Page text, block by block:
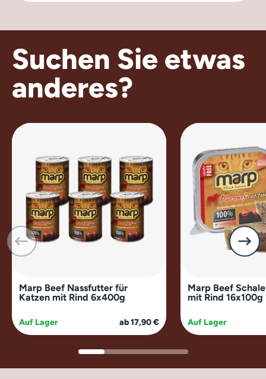
Suchen Sie etwas
anderes?
Marp Beef Nassfutter für
Katzen mit Rind 6x400g
Auf Lager ab 17,90 €
Marp Beef
mit Rind 16x100g
Auf Lager